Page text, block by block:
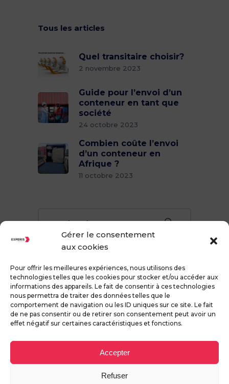
Gérer le consentement
aux cookies
Pour offrir les meilleures expériences, nous utilisons des
technologies telles que les cookies pour stocker et/ou accéder aux
informations des appareils. Le fait de consentir à ces technologies
nous permettra de traiter des données telles que le
comportement de navigation ou les ID uniques sur ce site. Le fait
de ne pas consentir ou de retirer son consentement peut avoir un
effet négatif sur certaines caractéristiques et fonctions.
Accepter
Refuser
Tous les articles
Quel transitaire choisir?
2 novembre 2023
Guide pour l’envoi d’un
conteneur en tant que
société
24 octobre 2023
Combien coûte l’envoi
d’un conteneur en
Afrique ?
11 octobre 2023
09 73 29 74 42